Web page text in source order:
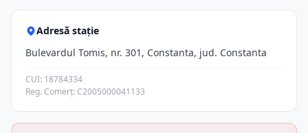
Adresă stație
Bulevardul Tomis, nr. 301, Constanta, jud. Constanta
CUI: 18784334
Reg. Comerț: C2005000041133